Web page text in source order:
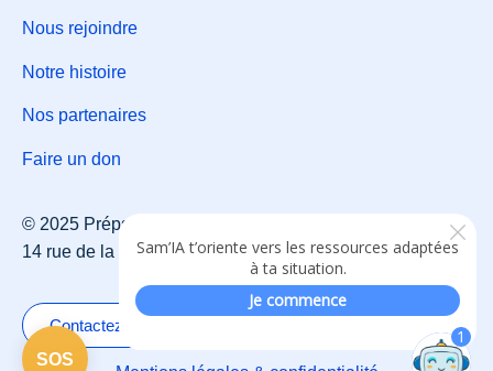
Nous rejoindre
Notre histoire
Nos partenaires
Faire un don
© 2025 Prépsy – Association loi 1901 d’intérêt général —
14 rue de la Fontaine à Mulard, 75013 Paris
Contactez-nous 01 47 83 72 19
SOS